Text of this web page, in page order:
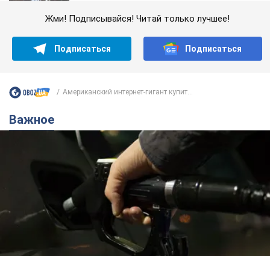
Жми! Подписывайся! Читай только лучшее!
Подписаться Подписаться
Американский интернет-гигант купит...
Важное